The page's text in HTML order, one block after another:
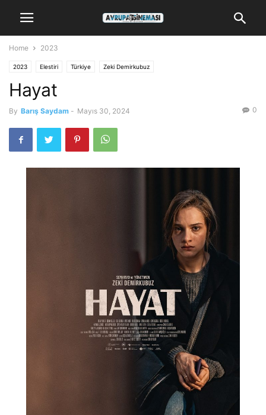
Home 2023
2023 Elestiri Türkiye Zeki Demirkubuz
Hayat
By Barış Saydam - Mayıs 30, 2024 0